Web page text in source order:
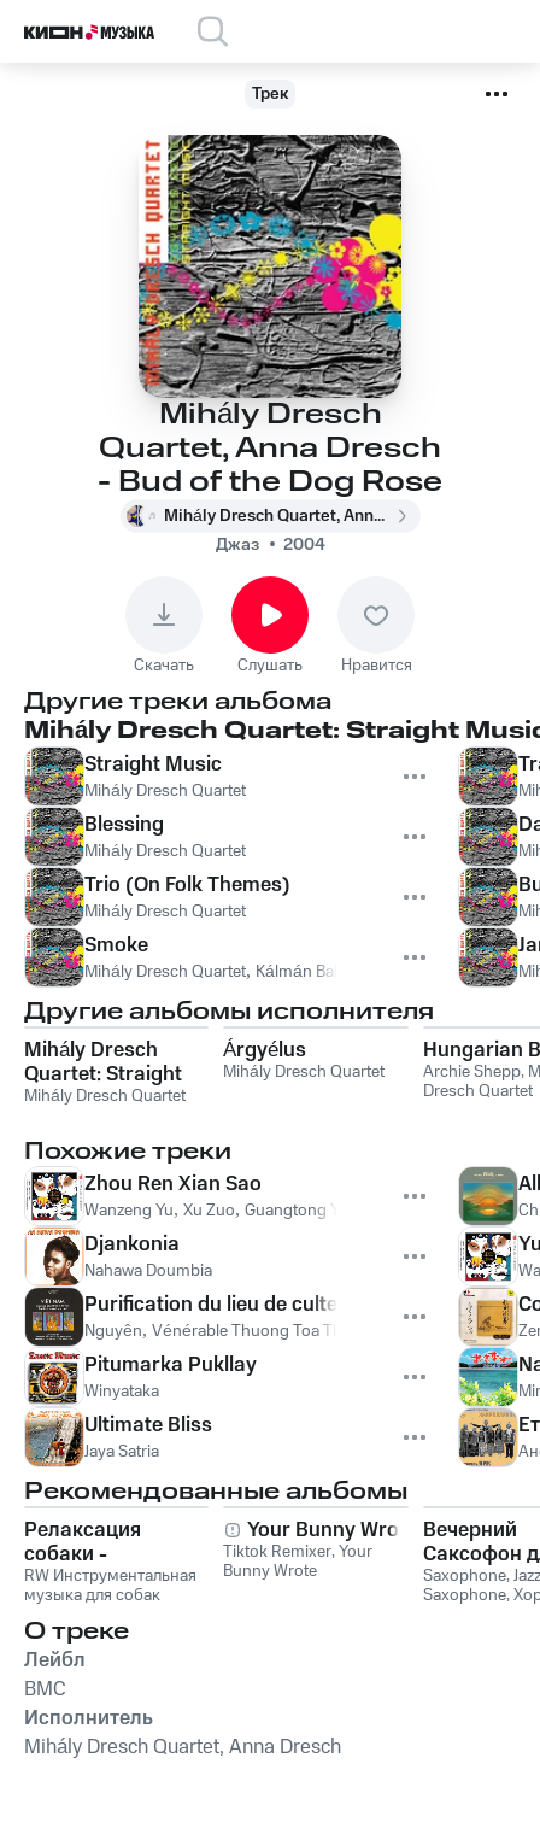
Трек
Mihály Dresch
Quartet, Anna Dresch
- Bud of the Dog Rose
Mihály Dresch Quartet, Anna Dresch
Джаз
2004
Скачать Слушать Нравится
Другие треки альбома
Mihály Dresch Quartet: Straight
Straight Music
Mihály Dresch Quartet
Blessing
Mihály Dresch Quartet
Trio (On Folk Themes)
Mihály Dresch Quartet
Smoke
Mihály Dresch Quartet, Kálmán Balogh
Другие альбомы исполнителя
Mihály Dresch
Quartet: Straight
Music (Egyenes
Mihály Dresch Quartet
Árgyélus
Mihály Dresch Quartet
Hungarian
Archie Shepp,
Dresch Quartet
Похожие треки
Zhou Ren Xian Sao
Wanzeng Yu, Xu Zuo, Guangtong Yang
Djankonia
Nahawa Doumbia
Purification du lieu de culte 1/cleansing the
Nguyên, Vénérable Thuong Toa Thich Ty Phuong Vénérable
Pitumarka Pukllay
Winyataka
Ultimate Bliss
Jaya Satria
Рекомендованные альбомы
Релаксация
собаки -
Расслабляющая
музыка для собак,
успокаивающие и
успокаивающие
звуки для
животных,
антистрессовая
терапия,
RW Инструментальная
музыка для собак
Your Bunny Wrote
Tiktok Remixer,Your
Bunny Wrote
Вечерний
Саксофон
Души
Лаунж)
Saxophone,Jazz
Saxophone,
О треке
Лейбл
BMC
Исполнитель
Mihály Dresch Quartet, Anna Dresch